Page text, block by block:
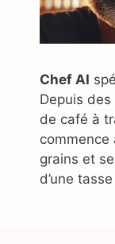
Chef AI
Depuis
de café à
commence
grains et
d’une